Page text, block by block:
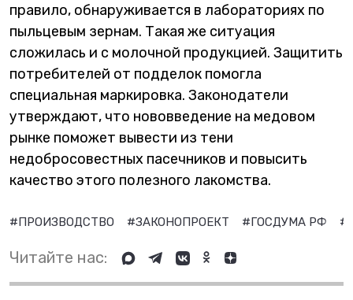
правило, обнаруживается в лабораториях по
пыльцевым зернам. Такая же ситуация
сложилась и с молочной продукцией. Защитить
потребителей от подделок помогла
специальная маркировка. Законодатели
утверждают, что нововведение на медовом
рынке поможет вывести из тени
недобросовестных пасечников и повысить
качество этого полезного лакомства.
#ПРОИЗВОДСТВО #ЗАКОНОПРОЕКТ #ГОСДУМА РФ
Читайте нас: